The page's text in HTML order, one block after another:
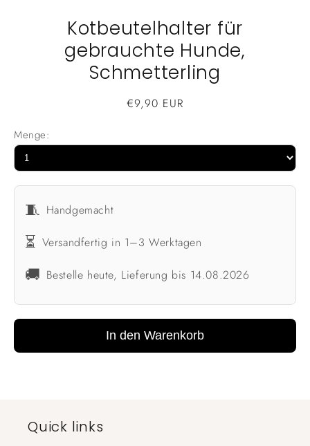
Kotbeutelhalter für
gebrauchte Hunde,
Schmetterling
Normaler
€9,90 EUR
Menge:
🧵 Handgemacht
⏳ Versandfertig in 1–3 Werktagen
🚚 Bestelle heute, Lieferung bis 14.08.2026
In den Warenkorb
Quick links